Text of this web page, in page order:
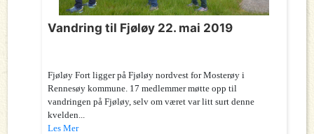
Vandring til Fjøløy 22. mai 2019
Fjøløy Fort ligger på Fjøløy nordvest for Mosterøy i
Rennesøy kommune. 17 medlemmer møtte opp til
vandringen på Fjøløy, selv om været var litt surt denne
kvelden...
Les Mer